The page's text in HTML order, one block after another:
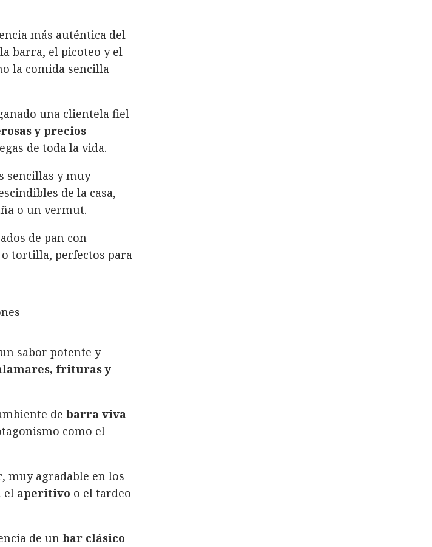
más auténtica del
barra, el picoteo y el
la comida sencilla
una clientela fiel
y precios
de toda la vida.
sencillas y muy
de la casa,
o un vermut.
de pan con
tortilla, perfectos para
sabor potente y
frituras y
de barra viva
como el
, muy agradable en los
el aperitivo o el tardeo
de un bar clásico